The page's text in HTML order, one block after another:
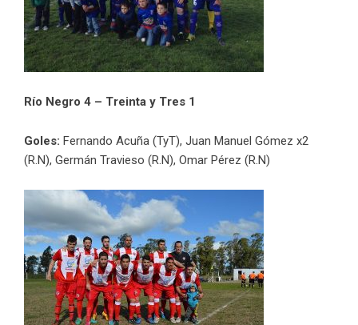
Río Negro 4 – Treinta y Tres 1
Goles: Fernando Acuña (TyT), Juan Manuel Gómez x2
(R.N), Germán Travieso (R.N), Omar Pérez (R.N)